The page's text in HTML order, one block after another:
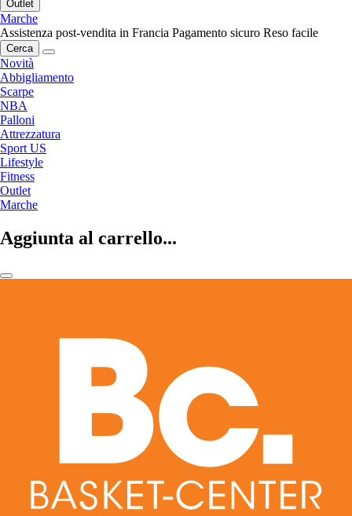
Outlet
Marche
Assistenza post-vendita in Francia Pagamento sicuro Reso facile
Cerca
Novità
Abbigliamento
Scarpe
NBA
Palloni
Attrezzatura
Sport US
Lifestyle
Fitness
Outlet
Marche
Aggiunta al carrello...